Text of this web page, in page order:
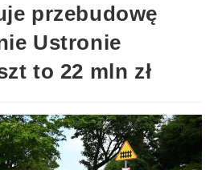
przebudowę
Ustronie
to 22 mln zł